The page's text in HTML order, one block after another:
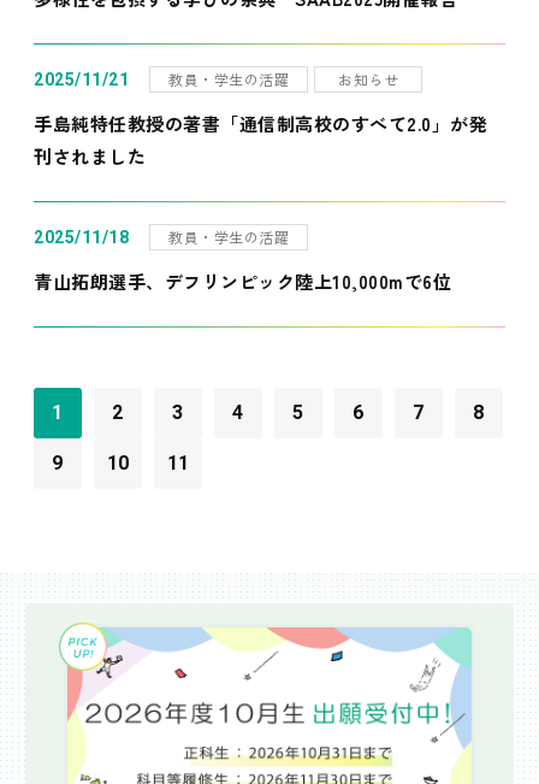
2025/11/21 教員・学生の活躍 お知らせ
手島純特任教授の著書「通信制高校のすべて2.0」が発
刊されました
2025/11/18 教員・学生の活躍
青山拓朗選手、デフリンピック陸上10,000mで6位
1 2 3 4 5 6 7 8
9 10 11